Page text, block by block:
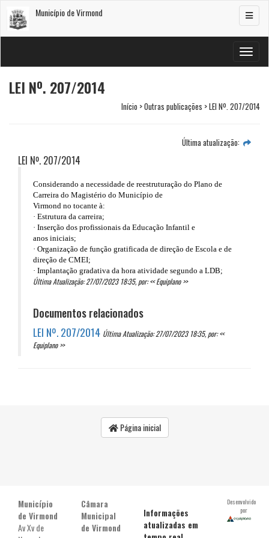
Alterar
Município de Virmond
Alterar
LEI Nº. 207/2014
Início > Outras publicações > LEI Nº. 207/2014
Última atualização:
LEI Nº. 207/2014
Considerando a necessidade de reestruturação do Plano de
Carreira do Magistério do Município de
Virmond no tocante à:
· Estrutura da carreira;
· Inserção dos profissionais da Educação Infantil e
anos iniciais;
· Organização de função gratificada de direção de Escola e de
direção de CMEI;
· Implantação gradativa da hora atividade segundo a LDB;
Última Atualização: 27/07/2023 18:35, por: << Equiplano >>
Documentos relacionados
LEI Nº. 207/2014 Última Atualização: 27/07/2023 18:35, por: <<
Equiplano >>
Página inicial
Município
de Virmond
Av Xv de
Câmara
Municipal
de Virmond
Informações
atualizadas em
Desenvolvido
por